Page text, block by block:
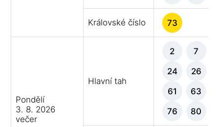
Královské číslo 73
Pondělí
3. 8. 2026
večer
Hlavní tah
2 7
24 26
61 63
76 80